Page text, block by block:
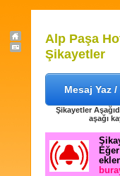
Alp Paşa
Şikayetler
Mesaj Yaz
Şikayetler
aşağı